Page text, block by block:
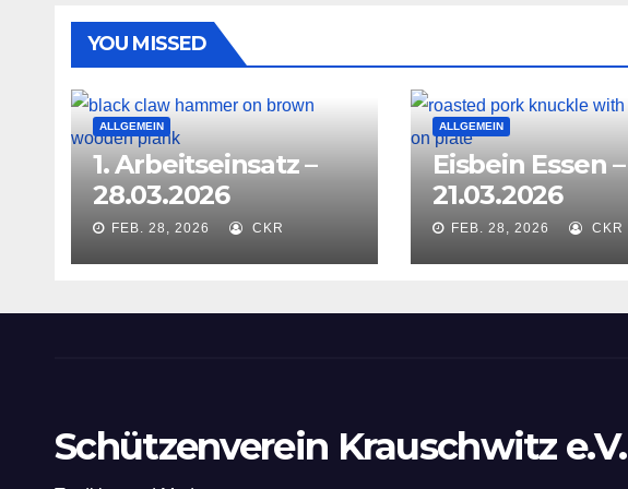
YOU MISSED
ALLGEMEIN
1. Arbeitseinsatz –
28.03.2026
FEB. 28, 2026 CKR
ALLGEMEIN
Eisbein Essen –
21.03.2026
FEB. 28, 2026 CKR
Schützenverein Krauschwitz e.V.